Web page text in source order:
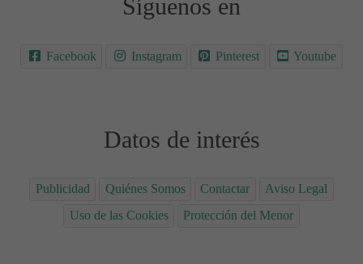
Síguenos en
Facebook Instagram Pinterest Youtube
Datos de interés
Publicidad Quiénes Somos Contactar
Aviso Legal
Uso de las Cookies
Protección del Menor